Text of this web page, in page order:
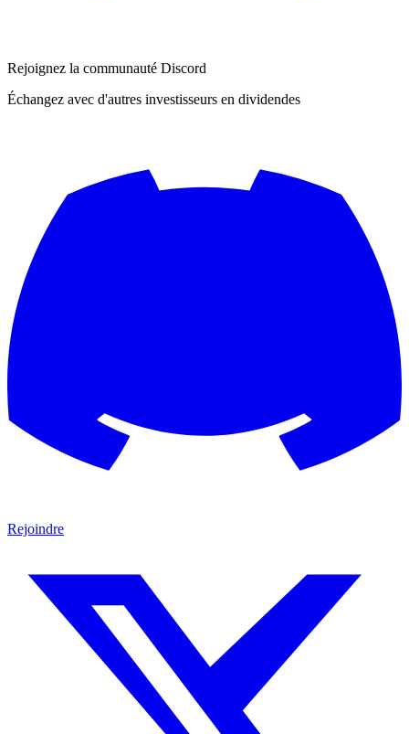
Rejoignez la communauté Discord
Échangez avec d'autres investisseurs en dividendes
Rejoindre